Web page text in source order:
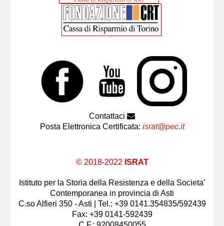
Contattaci
Posta Elettronica Certificata: israt@pec.it
© 2018-2022 ISRAT
Istituto per la Storia della Resistenza e della Societa'
Contemporanea in provincia di Asti
C.so Alfieri 350 - Asti | Tel.: +39 0141.354835/592439
Fax: +39 0141-592439